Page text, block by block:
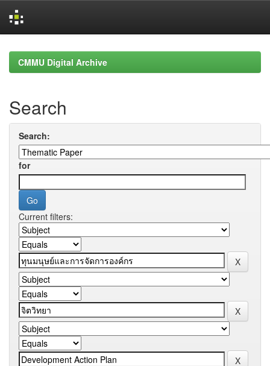
navigationCMMU Digital Archive
Search
Search:
for
Current filters: